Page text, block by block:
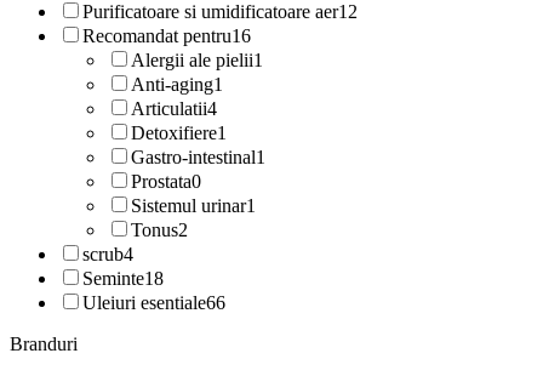
Purificatoare si umidificatoare aer12
Recomandat pentru16
Alergii ale pielii1
Anti-aging1
Articulatii4
Detoxifiere1
Gastro-intestinal1
Prostata0
Sistemul urinar1
Tonus2
scrub4
Seminte18
Uleiuri esentiale66
Branduri